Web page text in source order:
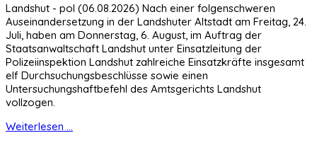
Landshut - pol (06.08.2026) Nach einer folgenschweren
Auseinandersetzung in der Landshuter Altstadt am Freitag, 24.
Juli, haben am Donnerstag, 6. August, im Auftrag der
Staatsanwaltschaft Landshut unter Einsatzleitung der
Polizeiinspektion Landshut zahlreiche Einsatzkräfte insgesamt
elf Durchsuchungsbeschlüsse sowie einen
Untersuchungshaftbefehl des Amtsgerichts Landshut
vollzogen.
Weiterlesen ...